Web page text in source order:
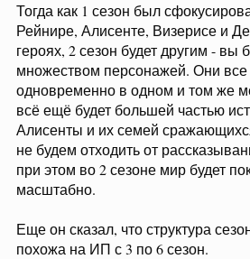
Тогда как 1 сезон был
Рейнире, Алисенте, Визерисе и
героях, 2 сезон будет другим - вы
множеством персонажей. Они все
одновременно в одном и том же
всё ещё будет большей частью
Алисенты и их семей
не будем отходить от
при этом во 2 сезоне мир будет
масштабно.
Еще он сказал, что структура
похожа на ИП с 3 по 6 сезон.